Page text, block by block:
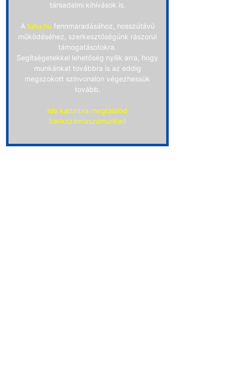
társadalmi kihívások is.
A fuhu.hu fennmaradásához, hosszútávú
működéséhez, szerkesztőségünk rászorul
támogatásotokra.
Segítségetekkel lehetőség nyílik arra, hogy
munkánkat továbbra is az eddig
megszokott színvonalon végezhessük
tovább.
Ide kattintva megtalálod
bankszámlaszámunkat!